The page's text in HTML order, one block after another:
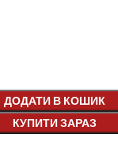
ДОДАТИ В КОШИК
КУПИТИ ЗАРАЗ